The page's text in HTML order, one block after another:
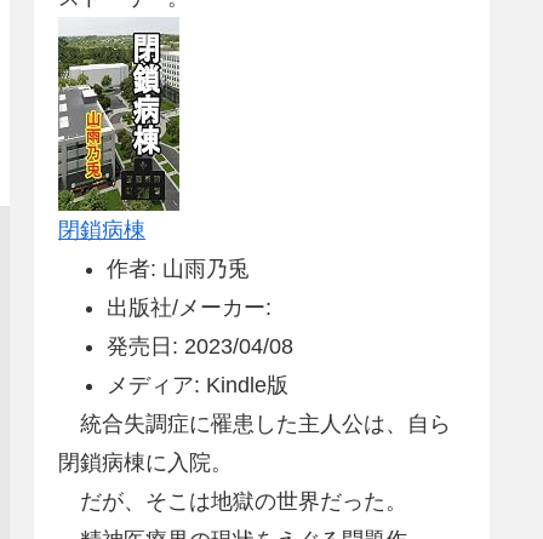
閉鎖病棟
作者: 山雨乃兎
出版社/メーカー:
発売日: 2023/04/08
メディア: Kindle版
統合失調症に罹患した主人公は、自ら
閉鎖病棟に入院。
だが、そこは地獄の世界だった。